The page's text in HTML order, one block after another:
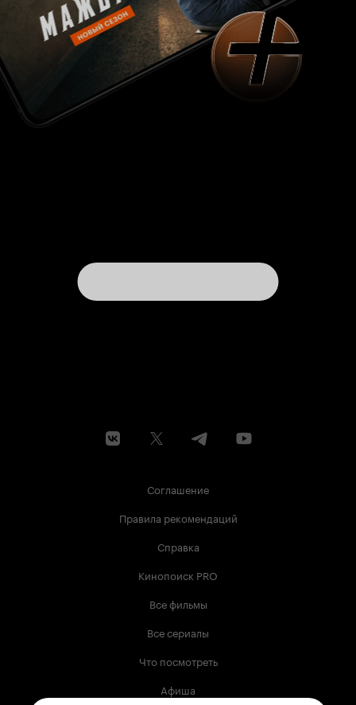
Соглашение
Правила рекомендаций
Справка
Кинопоиск PRO
Все фильмы
Все сериалы
Что посмотреть
Афиша